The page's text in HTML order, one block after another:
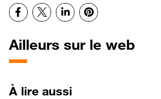
Facebook
X LinkedInPinterest
Ailleurs sur le web
À lire aussi